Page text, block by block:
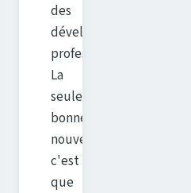
des
développeurs
professionnels.
La
seule
bonne
nouvelle
c'est
que